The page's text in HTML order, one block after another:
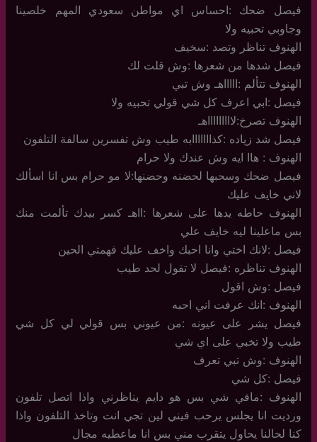
فيصل ضحك :احساس اي مواطن سعودي المهم خلصينا
وجاوبي تحبيه ولا
الهنوف تناظر وتصد :سخيف
فيصل شدها من شعرها :وش قلت لك
الهنوف تتألم :اااااهـ وش تبي
فيصل :ابي اعرف كل شي قولي تحبيه ولا
الهنوف تصرخ:لاااااااااهـ
فيصل شد زياده :كذااااااابه طيب وش تفسرين سالفة التلفون
الهنوف : هاا ايه وش عندك ولا حرام
فيصل ضحك وسحبها لحضنه وحضنها:لا مو حرام بس انا اسألك
لاني خايف عليك
الهنوف حاطه يدها على شعرها :ااهـ كسر بيدك تألمت منك
بس ماعلينا ليه خايف علي
فيصل :لانك اختي وانا احبك واخف عليك فهمتي الحين
الهنوف تناظره :فيصل لا تقول لحد طيب
فيصل :وش اقول
الهنوف :انك عرفت اني احبه
فيصل يشر على عيونه :من عيوني بس قولي لي كل شي
طيب ولا تخبي على اي شي
الهنوف :وش تبي تعرف
فيصل :كل شي
الهنوف :مافي شي بس هو دايم يناظرني واذا اتصل تلفون
ورديت انا يجلس يرحب فيني لين تجي انت وتاخذ التلفون واذا
كنا لحالنا يحاول يتقرب مني بس انا ماعطيه مجال